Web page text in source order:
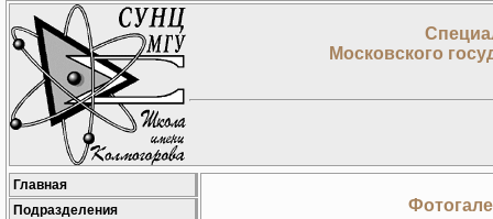
Московского
Главная
Подразделения